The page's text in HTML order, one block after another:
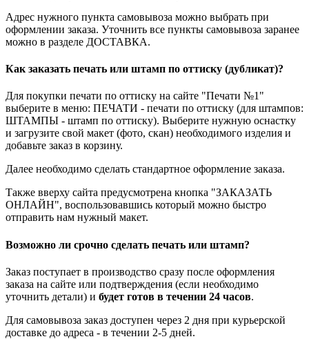
Адрес нужного пункта самовывоза можно выбрать при
оформлении заказа. Уточнить все пункты самовывоза заранее
можно в разделе ДОСТАВКА.
Как заказать печать или штамп по оттиску (дубликат)?
Для покупки печати по оттиску на сайте "Печати №1"
выберите в меню: ПЕЧАТИ - печати по оттиску (для штампов:
ШТАМПЫ - штамп по оттиску). Выберите нужную оснастку
и загрузите свой макет (фото, скан) необходимого изделия и
добавьте заказ в корзину.
Далее необходимо сделать стандартное оформление заказа.
Также вверху сайта предусмотрена кнопка "ЗАКАЗАТЬ
ОНЛАЙН", воспользовавшись который можно быстро
отправить нам нужный макет.
Возможно ли срочно сделать печать или штамп?
Заказ поступает в производство сразу после оформления
заказа на сайте или подтверждения (если необходимо
уточнить детали) и будет готов в течении 24 часов.
Для самовывоза заказ доступен через 2 дня при курьерской
доставке до адреса - в течении 2-5 дней.